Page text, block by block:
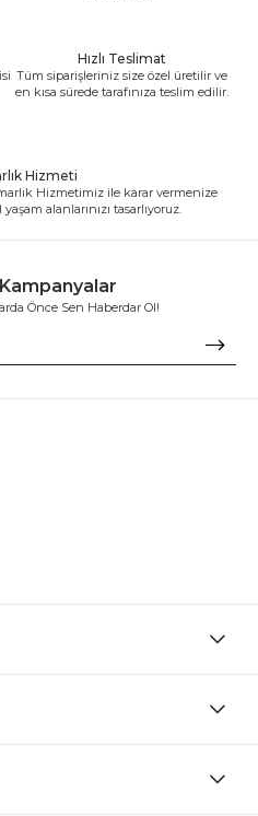
Hızlı Teslimat
Tüm siparişleriniz size özel üretilir ve
en kısa sürede tarafınıza teslim edilir.
Hizmeti
Hizmetimiz ile karar vermenize
alanlarınızı tasarlıyoruz.
Önce Sen Haberdar Ol!